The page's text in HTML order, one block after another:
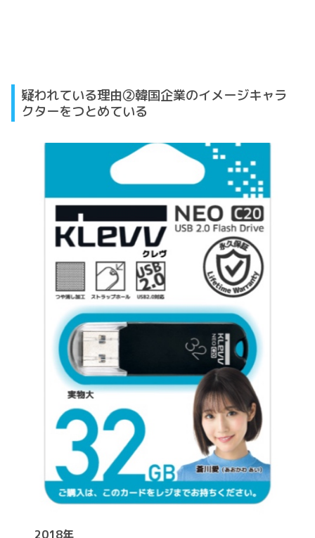
疑われている理由②韓国企業のイメージキャラ
クターをつとめている
2018年